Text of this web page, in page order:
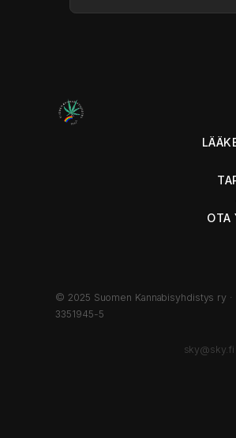
OTA
© 2025 Suomen Kannabisyhdistys ry ·
3351945-5
sky@sky.fi